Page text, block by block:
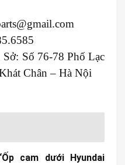
Số 76-78 Phố Lạc
Chân – Hà Nội
cam dưới Hyundai